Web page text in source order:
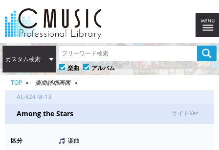
カスタム検索
楽曲
アルバム
TOP
楽曲詳細画面
AL-824 M-13
Among the Stars ライトVer.
区分
楽曲